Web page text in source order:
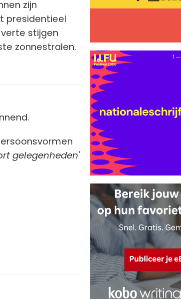
zijn
presidentieel
verte stijgen
zonnestralen.
gelegenheden'